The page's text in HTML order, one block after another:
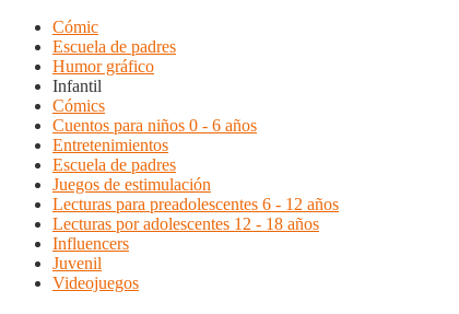
Cómic
Escuela de padres
Humor gráfico
Infantil
Cómics
Cuentos para niños 0 - 6 años
Entretenimientos
Escuela de padres
Juegos de estimulación
Lecturas para preadolescentes 6 - 12 años
Lecturas por adolescentes 12 - 18 años
Influencers
Juvenil
Videojuegos